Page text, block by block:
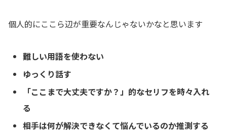
個人的にここら辺が重要なんじゃないかなと思います
難しい用語を使わない
ゆっくり話す
「ここまで大丈夫ですか？」的なセリフを時々入れ
る
相手は何が解決できなくて悩んでいるのか推測する